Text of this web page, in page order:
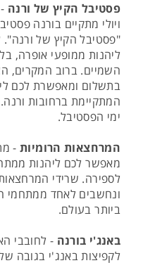
פסטיבל הקיץ של ורנה
ויולי מתקיים בורנה
"פסטיבל הקיץ של ורנה".
ליהנות ממופעי אופרה,
השמיים. ברוב המקרים,
בתשלום ומאפשרת לכם
המתקיימת ברחובות
ימי הפסטיבל.
המרחצאות הרומיות -
לספירה. שרידי
ונחשבים לאחד ממתחמי
ביותר בעולם.
באנג'י בורנה - לחובבי